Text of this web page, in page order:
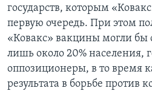
государств, которым
первую очередь. При этом
«Ковакс» вакцины могли бы
лишь около 20% населения,
оппозиционеры, в то время
результата в борьбе против